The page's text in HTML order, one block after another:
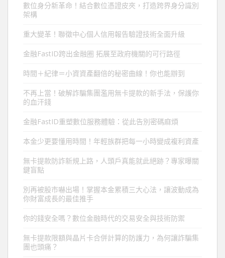
數位身分新革命！結合數位憑證皮夾，打造跨界身分識別
架構
重大變革！聯徵中心個人信用報告驗證技術全面升級
金融FastID跨出金融圈 拓展至政府機關的可行路徑
時間＋紀律＝小資資產翻倍的秘密曲線！你也能辦到
不再上當！破解詐騙集團濫用無卡提款的新手法，保護你
的血汗錢
金融FastID重塑數位服務體驗：從此告別密碼麻煩
本金少更要懂用時間！年輕族群把每一小時變成複利資產
無卡提款防詐新規上路，人頭戶真能就此絕跡？專家曝關
鍵盲點
別再被股市嚇出場！掌握本金累積三大心法，讓波動成為
你財富成長的最佳推手
你的錢安全嗎？數位金融時代的交易安全與技術防禦
無卡提款限額與晶片卡合併計算的防護力，為何讓詐騙集
團也頭痛？